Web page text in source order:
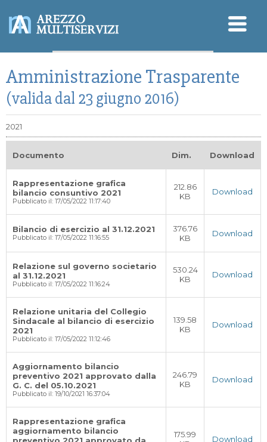
Qualità - Ambiente
Modello Organizzativo
D.Lgs. 196/2003 (Privacy)
Amministrazione Trasparente
(valida dal 23 giugno 2016)
2021
Documento Dim. Download
Rappresentazione grafica
bilancio consuntivo 2021
Pubblicato il: 17/05/2022 11:17:40
212.86
KB
Download
Bilancio di esercizio al 31.12.2021
Pubblicato il: 17/05/2022 11:16:55
376.76
KB
Download
Relazione sul governo societario
al 31.12.2021
Pubblicato il: 17/05/2022 11:16:24
530.24
KB
Download
Relazione unitaria del Collegio
Sindacale al bilancio di esercizio
2021
Pubblicato il: 17/05/2022 11:12:46
139.58
KB
Download
Aggiornamento bilancio
preventivo 2021 approvato dalla
G. C. del 05.10.2021
Pubblicato il: 19/10/2021 16:37:04
246.79
KB
Download
Rappresentazione grafica
aggiornamento bilancio
175.99
Download